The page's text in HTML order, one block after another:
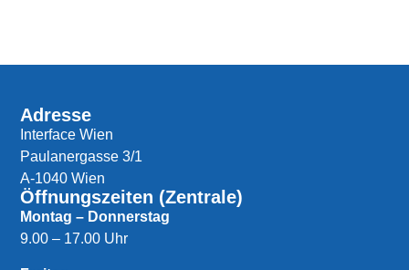
Adresse
Interface Wien
Paulanergasse 3/1
A-1040 Wien
Öffnungszeiten (Zentrale)
Montag – Donnerstag
9.00 – 17.00 Uhr